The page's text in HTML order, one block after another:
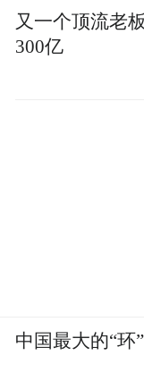
又一个顶流老
300亿
中国最大的“环